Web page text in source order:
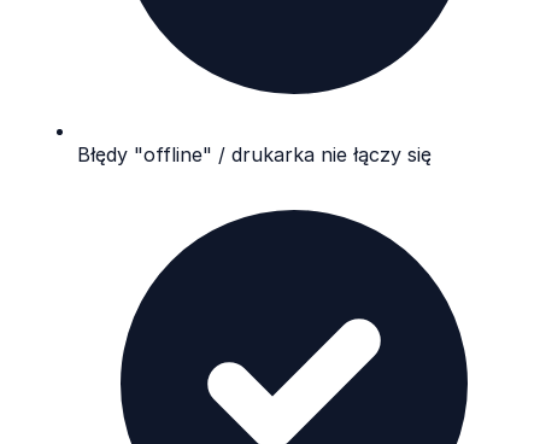
Błędy "offline" / drukarka nie łączy się